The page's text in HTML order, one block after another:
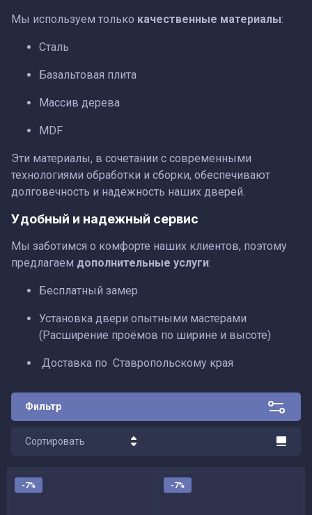
Мы используем только качественные материалы:
Сталь
Базальтовая плита
Массив дерева
MDF
Эти материалы, в сочетании с современными
технологиями обработки и сборки, обеспечивают
долговечность и надежность наших дверей.
Удобный и надежный сервис
Мы заботимся о комфорте наших клиентов, поэтому
предлагаем дополнительные услуги:
Бесплатный замер
Установка двери опытными мастерами
(Расширение проёмов по ширине и высоте)
Доставка по Ставропольскому края
Фильтр
Сортировать
-7% -7%